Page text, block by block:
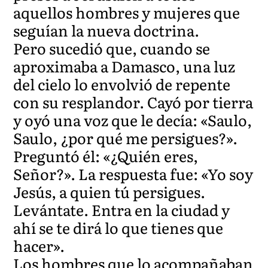
aquellos hombres y mujeres que
seguían la nueva doctrina.
Pero sucedió que, cuando se
aproximaba a Damasco, una luz
del cielo lo envolvió de repente
con su resplandor. Cayó por tierra
y oyó una voz que le decía: «Saulo,
Saulo, ¿por qué me persigues?».
Preguntó él: «¿Quién eres,
Señor?». La respuesta fue: «Yo soy
Jesús, a quien tú persigues.
Levántate. Entra en la ciudad y
ahí se te dirá lo que tienes que
hacer».
Los hombres que lo acompañaban